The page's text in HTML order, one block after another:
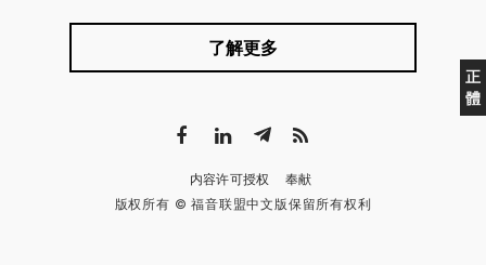
正
體
了解更多
内容许可授权
奉献
版权所有 © 福音联盟中文版保留所有权利